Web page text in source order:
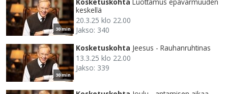
30 min
Kosketuskohta Luottamus epävarmuuden
keskellä
20.3.25 klo 22.00
Jakso: 340
30 min
Kosketuskohta Jeesus - Rauhanruhtinas
13.3.25 klo 22.00
Jakso: 339